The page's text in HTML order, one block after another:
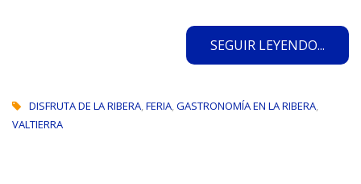
SEGUIR LEYENDO...
DISFRUTA DE LA RIBERA,FERIA,GASTRONOMÍA EN LA RIBERA,
VALTIERRA